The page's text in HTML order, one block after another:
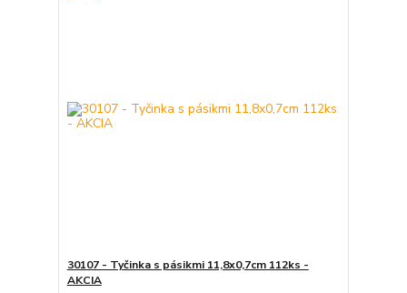
30107 - Tyčinka s pásikmi 11,8x0,7cm 112ks -
AKCIA